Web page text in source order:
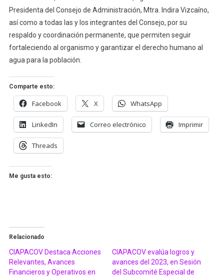
Presidenta del Consejo de Administración, Mtra. Indira Vizcaíno,
así como a todas las y los integrantes del Consejo, por su
respaldo y coordinación permanente, que permiten seguir
fortaleciendo al organismo y garantizar el derecho humano al
agua para la población.
Comparte esto:
Facebook X WhatsApp
LinkedIn Correo electrónico Imprimir
Threads
Me gusta esto:
Relacionado
CIAPACOV Destaca Acciones
Relevantes, Avances
Financieros y Operativos en
CIAPACOV evalúa logros y
avances del 2023, en Sesión
del Subcomité Especial de